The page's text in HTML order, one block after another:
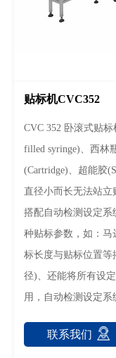
贴标机CVC352
CVC 352 卧滚式贴
filled syringe)、西林
(Cartridge)、超能胶
直径小而长无法站立
搭配自动检测设定系
种贴标参数，如：马
标长度与贴标位置
径)、还能将所有设
用，自动检测设定系
联系我们